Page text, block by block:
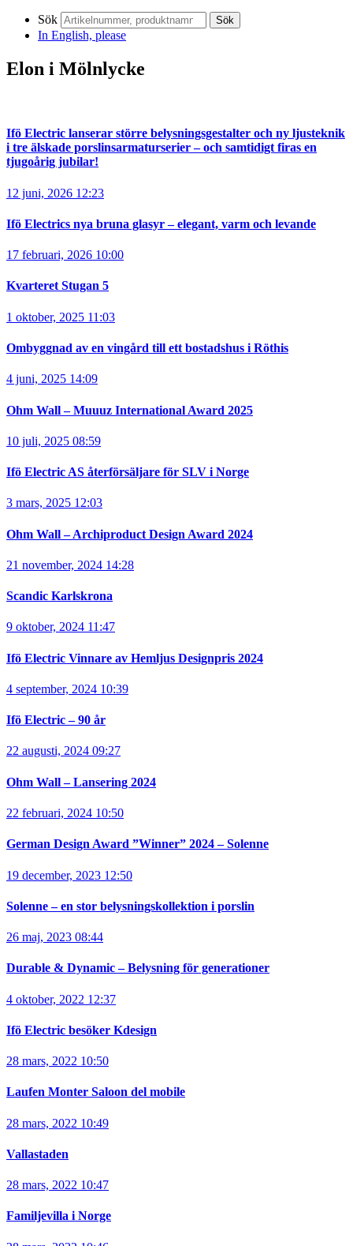
Sök Sök
In English, please
Elon i Mölnlycke
Ifö Electric lanserar större belysningsgestalter och ny ljusteknik
i tre älskade porslinsarmaturserier – och samtidigt firas en
tjugoårig jubilar!
12 juni, 2026 12:23
Ifö Electrics nya bruna glasyr – elegant, varm och levande
17 februari, 2026 10:00
Kvarteret Stugan 5
1 oktober, 2025 11:03
Ombyggnad av en vingård till ett bostadshus i Röthis
4 juni, 2025 14:09
Ohm Wall – Muuuz International Award 2025
10 juli, 2025 08:59
Ifö Electric AS återförsäljare för SLV i Norge
3 mars, 2025 12:03
Ohm Wall – Archiproduct Design Award 2024
21 november, 2024 14:28
Scandic Karlskrona
9 oktober, 2024 11:47
Ifö Electric Vinnare av Hemljus Designpris 2024
4 september, 2024 10:39
Ifö Electric – 90 år
22 augusti, 2024 09:27
Ohm Wall – Lansering 2024
22 februari, 2024 10:50
German Design Award ”Winner” 2024 – Solenne
19 december, 2023 12:50
Solenne – en stor belysningskollektion i porslin
26 maj, 2023 08:44
Durable & Dynamic – Belysning för generationer
4 oktober, 2022 12:37
Ifö Electric besöker Kdesign
28 mars, 2022 10:50
Laufen Monter Saloon del mobile
28 mars, 2022 10:49
Vallastaden
28 mars, 2022 10:47
Familjevilla i Norge